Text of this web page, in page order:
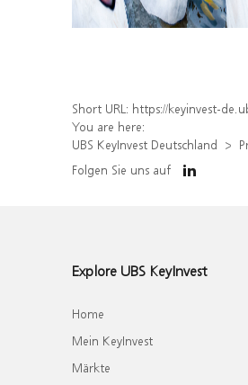
Short URL: https://keyinvest-de.ubs.com/produkt/detail/
You are here:
UBS KeyInvest Deutschland
Folgen Sie uns auf
Explore UBS KeyInvest
Home
Mein KeyInvest
Märkte